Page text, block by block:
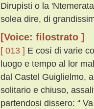
Dirupisti o la
solea dire, di
[Voice: filostrato ]
[ 013 ] E cosí di varie
luogo e tempo al lor
dal Castel Guiglielmo,
solitario e chiuso,
partendosi dissero: “